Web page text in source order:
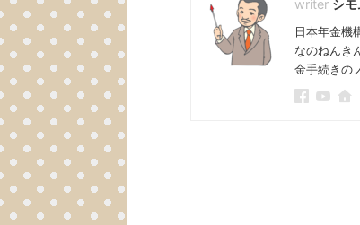
シ
日本年金機
なのねんき
金手続きの